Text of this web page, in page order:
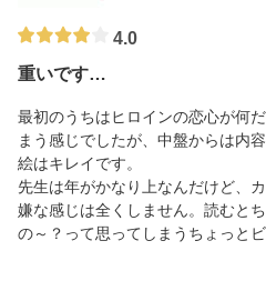
4.0
重いです…
最初のうちはヒロインの恋心が何
まう感じでしたが、中盤からは内
絵はキレイです。
先生は年がかなり上なんだけど、
嫌な感じは全くしません。読むと
の～？って思ってしまうちょっと